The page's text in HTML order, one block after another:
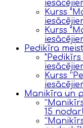
Kurss
Kurss
Pedikīra
Kurss
Manikīra un
15